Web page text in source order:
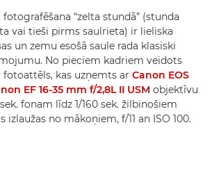
“zelta stundā” (stunda
vai tieši pirms saulrieta) ir lieliska
un zemu esošā saule rada klasiski
No pieciem kadriem veidots
kas uzņemts ar Canon EOS
EF 16-35 mm f/2,8L II USM objektīvu
fonam līdz 1/160 sek. žilbinošiem
izlaužas no mākoņiem, f/11 an ISO 100.